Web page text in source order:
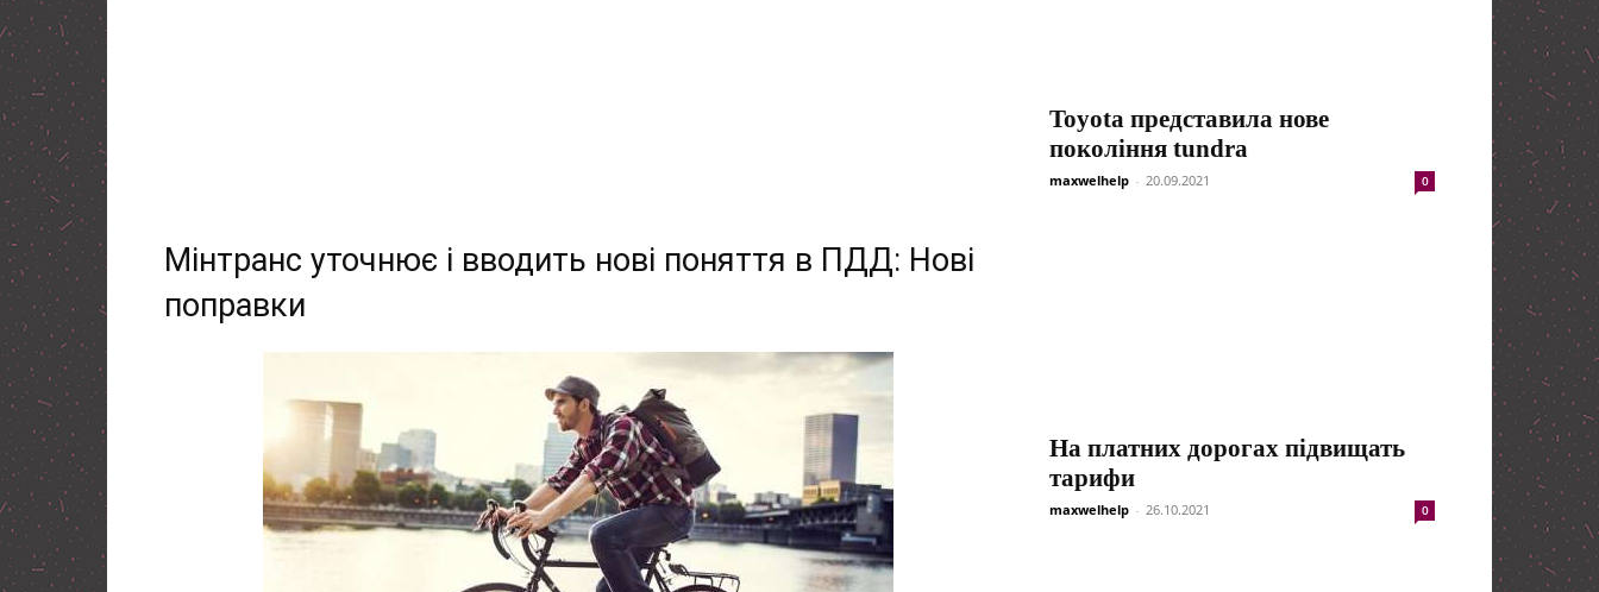
Мінтранс уточнює і вводить нові поняття в ПДД: Нові
поправки
Toyota представила нове
покоління tundra
maxwelhelp - 20.09.2021 0
На платних дорогах підвищать
тарифи
maxwelhelp - 26.10.2021 0